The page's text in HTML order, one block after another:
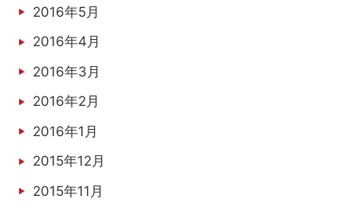
2016年5月
2016年4月
2016年3月
2016年2月
2016年1月
2015年12月
2015年11月